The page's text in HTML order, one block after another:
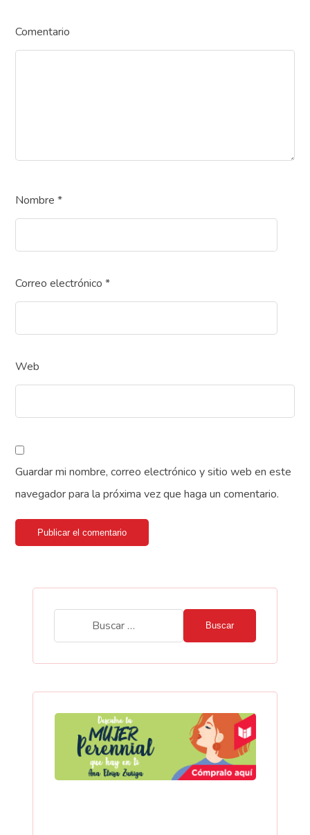
Comentario
Nombre*
Correo electrónico*
Web
Guardar mi nombre, correo electrónico y sitio web en este
navegador para la próxima vez que haga un comentario.
Publicar el comentario
Buscar